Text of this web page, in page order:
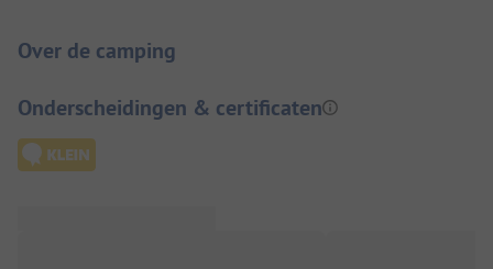
Over de camping
Onderscheidingen & certificaten